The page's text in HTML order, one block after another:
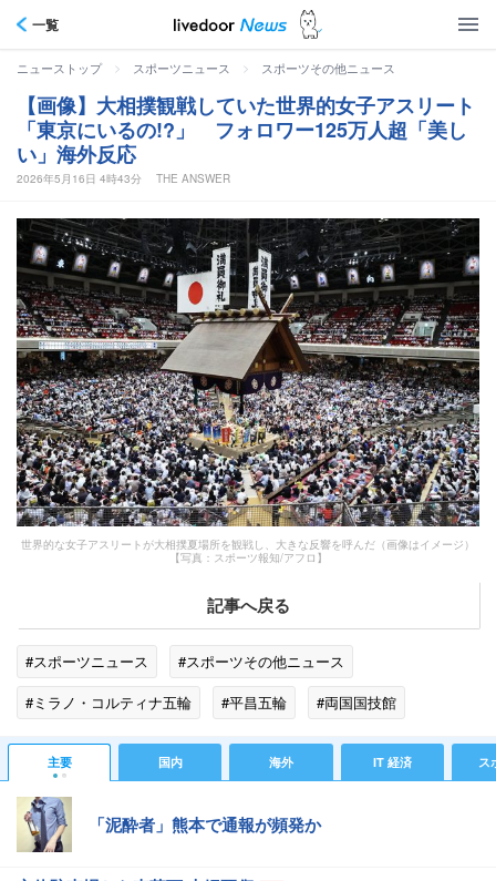
一覧
ニューストップ > スポーツニュース > スポーツその他ニュース
【画像】大相撲観戦していた世界的女子アスリート
「東京にいるの!?」 フォロワー125万人超「美し
い」海外反応
2026年5月16日 4時43分 THE ANSWER
世界的な女子アスリートが大相撲夏場所を観戦し、大きな反響を呼んだ（画像はイメージ）
【写真：スポーツ報知/アフロ】
記事へ戻る
#スポーツニュース
#スポーツその他ニュース
#ミラノ・コルティナ五輪
#平昌五輪
#両国国技館
#蔦屋書店
#観光 #クロエ #大相撲
#ハーフパイプ
#女子アスリート
#オンラインゲーム #SNS
#NFL
#北京五輪
主要 国内 海外 IT 経済 ス
「泥酔者」熊本で通報が頻発か